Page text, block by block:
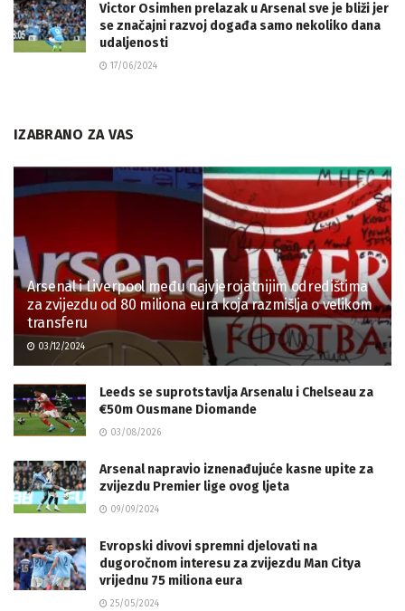
Victor Osimhen prelazak u Arsenal sve je bliži jer
se značajni razvoj događa samo nekoliko dana
udaljenosti
17/06/2024
IZABRANO ZA VAS
Arsenal i Liverpool među najvjerojatnijim odredištima
za zvijezdu od 80 miliona eura koja razmišlja o velikom
transferu
03/12/2024
Leeds se suprotstavlja Arsenalu i Chelseau za
€50m Ousmane Diomande
03/08/2026
Arsenal napravio iznenađujuće kasne upite za
zvijezdu Premier lige ovog ljeta
09/09/2024
Evropski divovi spremni djelovati na
dugoročnom interesu za zvijezdu Man Citya
vrijednu 75 miliona eura
25/05/2024